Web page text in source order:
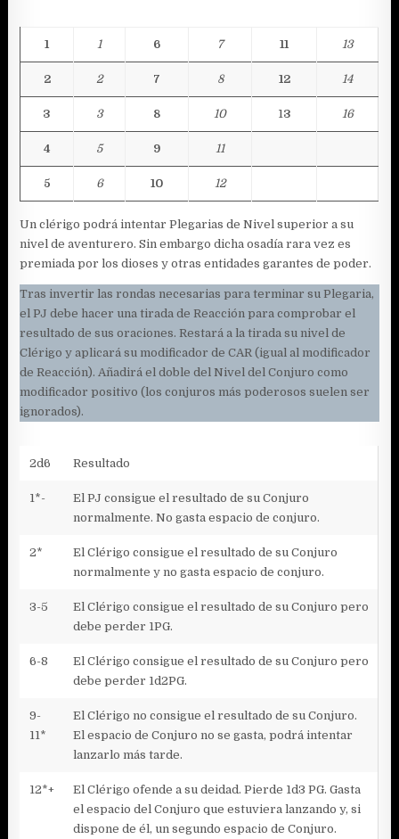
1 1 6 7 11 13
2 2 7 8 12 14
3 3 8 10 1 3 16
4 5 9 11
5 6 10 12
Un clérigo podrá intentar Plegarias de Nivel superior a su
nivel de aventurero. Sin embargo dicha osadía rara vez es
premiada por los dioses y otras entidades garantes de poder.
Tras invertir las rondas necesarias para terminar su Plegaria,
el PJ debe hacer una tirada de Reacción para comprobar el
resultado de sus oraciones. Restará a la tirada su nivel de
Clérigo y aplicará su modificador de CAR (igual al modificador
de Reacción). Añadirá el doble del Nivel del Conjuro como
modificador positivo (los conjuros más poderosos suelen ser
ignorados).
2d6 Resultado
1*-
El PJ consigue el resultado de su Conjuro
normalmente. No gasta espacio de conjuro.
2*
El Clérigo consigue el resultado de su Conjuro
normalmente y no gasta espacio de conjuro.
3-5
El Clérigo consigue el resultado de su Conjuro pero
debe perder 1PG.
6-8
El Clérigo consigue el resultado de su Conjuro pero
debe perder 1d2PG.
9-
11*
El Clérigo no consigue el resultado de su Conjuro.
El espacio de Conjuro no se gasta, podrá intentar
lanzarlo más tarde.
12*+
El Clérigo ofende a su deidad. Pierde 1d3 PG. Gasta
el espacio del Conjuro que estuviera lanzando y, si
dispone de él, un segundo espacio de Conjuro.